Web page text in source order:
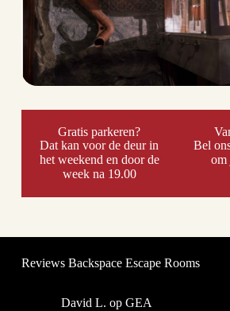
Gratis parkeren?
Dat kan voor de deur in
het weekend en door de
week na 19.00
Bel
om
Reviews Backspace Escape Rooms
David L. op GEA